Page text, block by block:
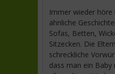
Immer wieder höre
ähnliche
Sofas, Betten,
Sitzecken. Die
schreckliche
dass man ein Baby